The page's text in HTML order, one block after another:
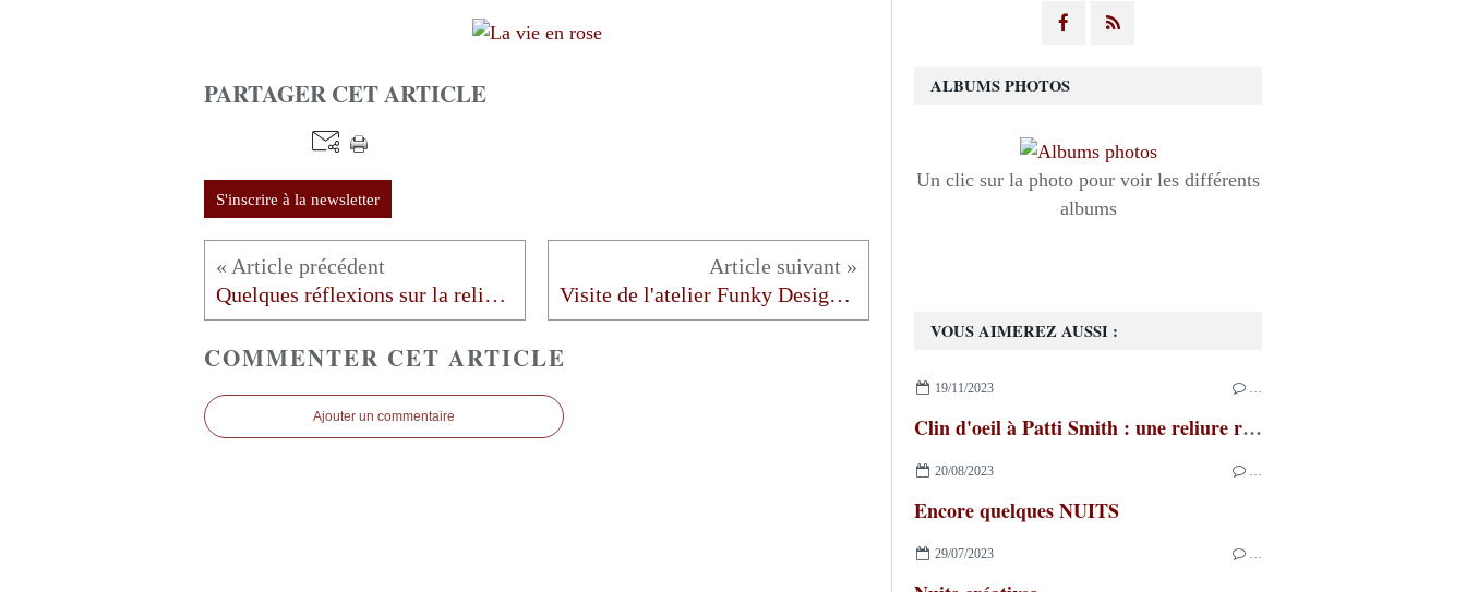
PARTAGER CET ARTICLE
S'inscrire à la newsletter
Quelques réflexions sur la reliure de création Visite de l'atelier Funky Design à Villefranche-Sur- Mer
COMMENTER CET ARTICLE
Ajouter un commentaire
VOUS AIMEREZ AUSSI :
19/11/2023 …
Clin d'oeil à Patti Smith : une reliure rock'n'roll
20/08/2023 …
Encore quelques NUITS
29/07/2023 …
ALBUMS PHOTOS
Un clic sur la photo pour voir les différents
albums